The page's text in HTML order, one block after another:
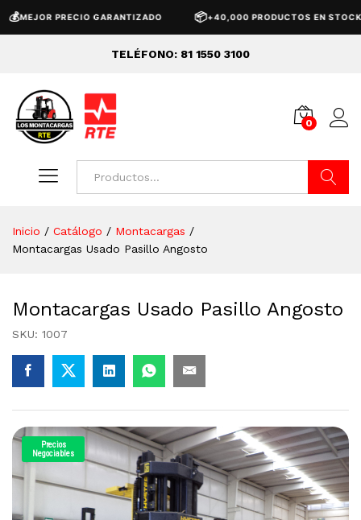
PRECIO GARANTIZADO +40,000 PRODUCTOS EN STOCK
TELÉFONO: 81 1550 3100
0
Inicio / Catálogo / Montacargas /
Montacargas Usado Pasillo Angosto
Montacargas Usado Pasillo Angosto
SKU: 1007
Precios
Negociables